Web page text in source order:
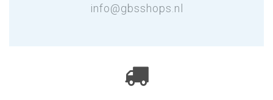
info@gbsshops.nl